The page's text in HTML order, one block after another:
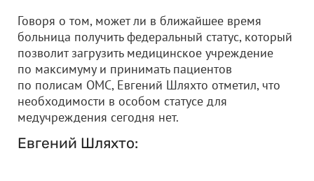
Говоря о том, может ли в ближайшее время
больница получить федеральный статус, который
позволит загрузить медицинское учреждение
по максимуму и принимать пациентов
по полисам ОМС, Евгений Шляхто отметил, что
необходимости в особом статусе для
медучреждения сегодня нет.
Евгений Шляхто: